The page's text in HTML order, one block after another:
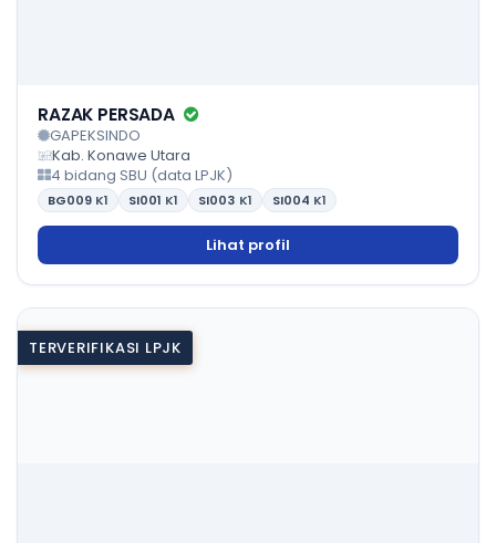
RAZAK PERSADA
GAPEKSINDO
Kab. Konawe Utara
4 bidang SBU (data LPJK)
BG009 K1 SI001 K1 SI003 K1 SI004 K1
Lihat profil
TERVERIFIKASI LPJK